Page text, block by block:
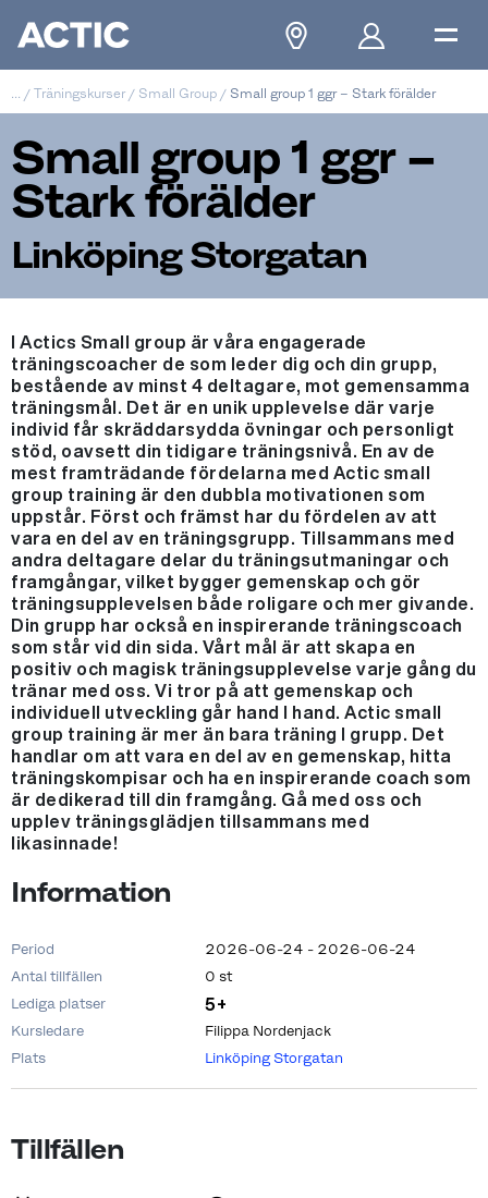
/ Träningskurser / Small Group / Small group 1 ggr – Stark förälder
Small group 1 ggr –
Stark förälder
Linköping Storgatan
I Actics Small group är våra engagerade
träningscoacher de som leder dig och din grupp,
bestående av minst 4 deltagare, mot gemensamma
träningsmål. Det är en unik upplevelse där varje
individ får skräddarsydda övningar och personligt
stöd, oavsett din tidigare träningsnivå. En av de
mest framträdande fördelarna med Actic small
group training är den dubbla motivationen som
uppstår. Först och främst har du fördelen av att
vara en del av en träningsgrupp. Tillsammans med
andra deltagare delar du träningsutmaningar och
framgångar, vilket bygger gemenskap och gör
träningsupplevelsen både roligare och mer givande.
Din grupp har också en inspirerande träningscoach
som står vid din sida. Vårt mål är att skapa en
positiv och magisk träningsupplevelse varje gång du
tränar med oss. Vi tror på att gemenskap och
individuell utveckling går hand I hand. Actic small
group training är mer än bara träning I grupp. Det
handlar om att vara en del av en gemenskap, hitta
träningskompisar och ha en inspirerande coach som
är dedikerad till din framgång. Gå med oss och
upplev träningsglädjen tillsammans med
likasinnade!
Information
Period
2026-06-24 - 2026-06-24
Antal tillfällen
0 st
Lediga platser
5+
Kursledare
Filippa Nordenjack
Plats
Linköping Storgatan
Tillfällen